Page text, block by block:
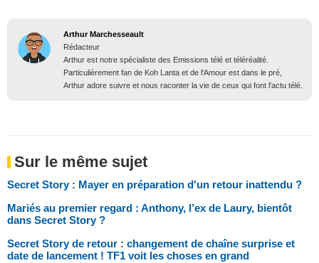
Arthur Marchesseault
Rédacteur
Arthur est notre spécialiste des Emissions télé et téléréalité.
Particulièrement fan de Koh Lanta et de l'Amour est dans le pré,
Arthur adore suivre et nous raconter la vie de ceux qui font l'actu télé.
Sur le même sujet
Secret Story : Mayer en préparation d'un retour inattendu ?
Mariés au premier regard : Anthony, l’ex de Laury, bientôt
dans Secret Story ?
Secret Story de retour : changement de chaîne surprise et
date de lancement ! TF1 voit les choses en grand